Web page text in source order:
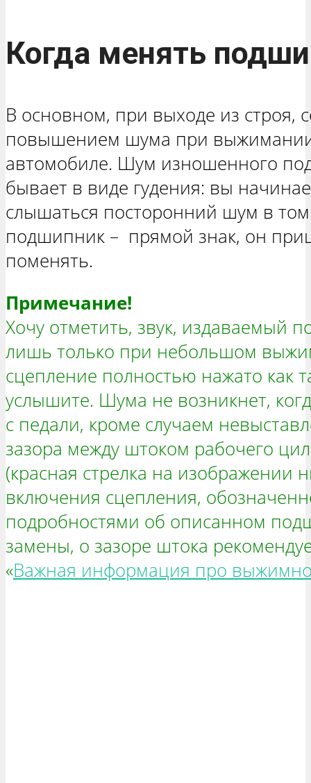
Когда менять
В основном, при выходе из
повышением шума при
автомобиле. Шум изношенного
бывает в виде гудения: вы
слышаться посторонний шум в
подшипник – прямой знак, он
поменять.
Примечание!
Хочу отметить, звук, издаваемый
лишь только при небольшом
сцепление полностью нажато как
услышите. Шума не возникнет,
с педали, кроме случаем
зазора между штоком рабочего
(красная стрелка на изображении
включения сцепления,
подробностями об описанном
замены, о зазоре штока
«Важная информация про